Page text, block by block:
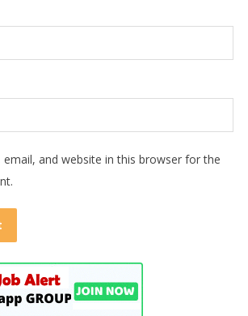
email, and website in this browser for the